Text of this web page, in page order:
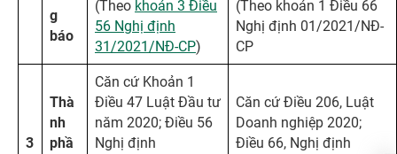
g
báo
(Theo khoản 3 Điều
56 Nghị định
31/2021/NĐ-CP)
(Theo khoản 1 Điều 66
Nghị định 01/2021/NĐ-
CP
3
Thà
nh
phầ
Căn cứ Khoản 1
Điều 47 Luật Đầu tư
năm 2020; Điều 56
Nghị định
Căn cứ Điều 206, Luật
Doanh nghiệp 2020;
Điều 66, Nghị định